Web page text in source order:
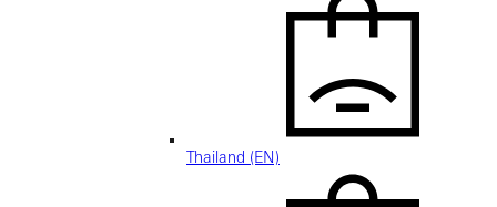
Thailand (EN)